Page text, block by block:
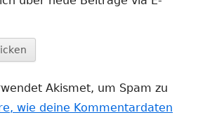
Akismet, um Spam zu
wie deine Kommentardaten